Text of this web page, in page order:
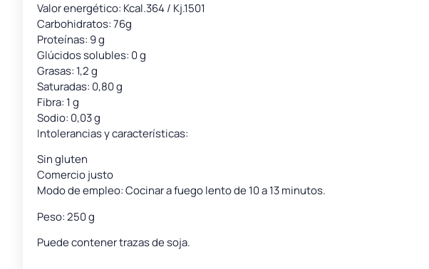
Valor energético: Kcal.364 / Kj.1501
Carbohidratos: 76g
Proteínas: 9 g
Glúcidos solubles: 0 g
Grasas: 1,2 g
Saturadas: 0,80 g
Fibra: 1 g
Sodio: 0,03 g
Intolerancias y características:
Sin gluten
Comercio justo
Modo de empleo: Cocinar a fuego lento de 10 a 13 minutos.
Peso: 250 g
Puede contener trazas de soja.